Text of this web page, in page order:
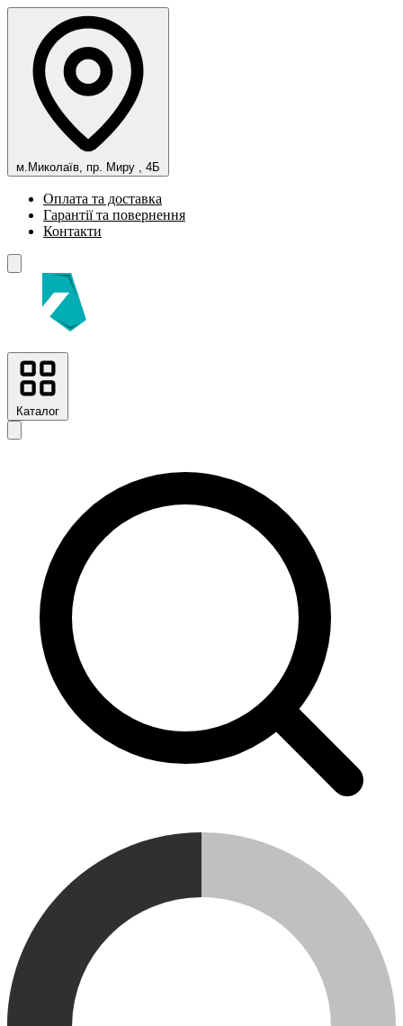
м.Миколаїв, пр. Миру , 4Б
Оплата та доставка
Гарантії та повернення
Контакти
Каталог